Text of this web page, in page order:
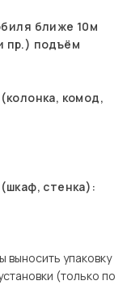
ближе 10м
пр.) подъём
комод,
стенка):
выносить упаковку
(только по